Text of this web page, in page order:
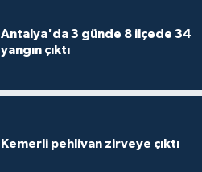
Antalya'da 3 günde 8 ilçede 34
yangın çıktı
Kemerli pehlivan zirveye çıktı